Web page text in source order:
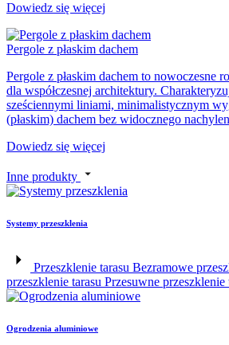
Dowiedz się więcej
Pergole z płaskim dachem
Pergole z płaskim dachem to nowoczesne
dla współczesnej architektury.
sześciennymi liniami, minimalistycznym
(płaskim) dachem bez widocznego
Dowiedz się więcej
Inne produkty
Systemy przeszklenia
Przeszklenie tarasu Bezramowe
przeszklenie tarasu Przesuwne przeszklenie
Ogrodzenia aluminiowe